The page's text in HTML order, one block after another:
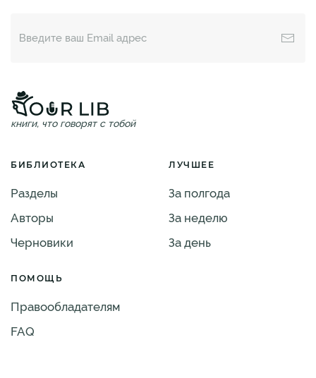
книги, что говорят с тобой
БИБЛИОТЕКА
Разделы
Авторы
Черновики
ЛУЧШЕЕ
За полгода
За неделю
За день
ПОМОЩЬ
Правообладателям
FAQ